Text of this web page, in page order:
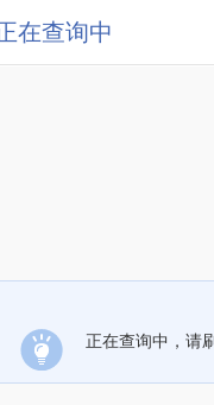
在查询中
正在查询中，请